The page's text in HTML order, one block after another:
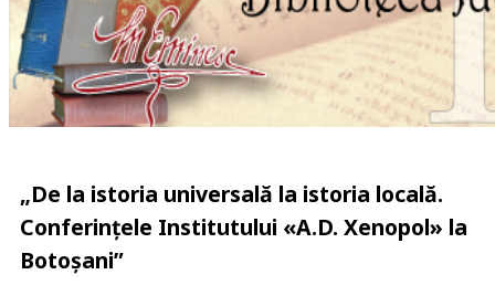
„De la istoria universală la istoria locală.
Conferințele Institutului «A.D. Xenopol» la
Botoșani”